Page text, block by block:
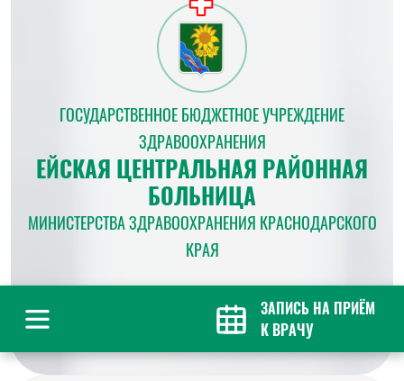
ГОСУДАРСТВЕННОЕ БЮДЖЕТНОЕ УЧРЕЖДЕНИЕ
ЗДРАВООХРАНЕНИЯ
ЕЙСКАЯ ЦЕНТРАЛЬНАЯ РАЙОННАЯ
БОЛЬНИЦА
МИНИСТЕРСТВА ЗДРАВООХРАНЕНИЯ КРАСНОДАРСКОГО
КРАЯ
ЗАПИСЬ НА ПРИЁМ
К ВРАЧУ